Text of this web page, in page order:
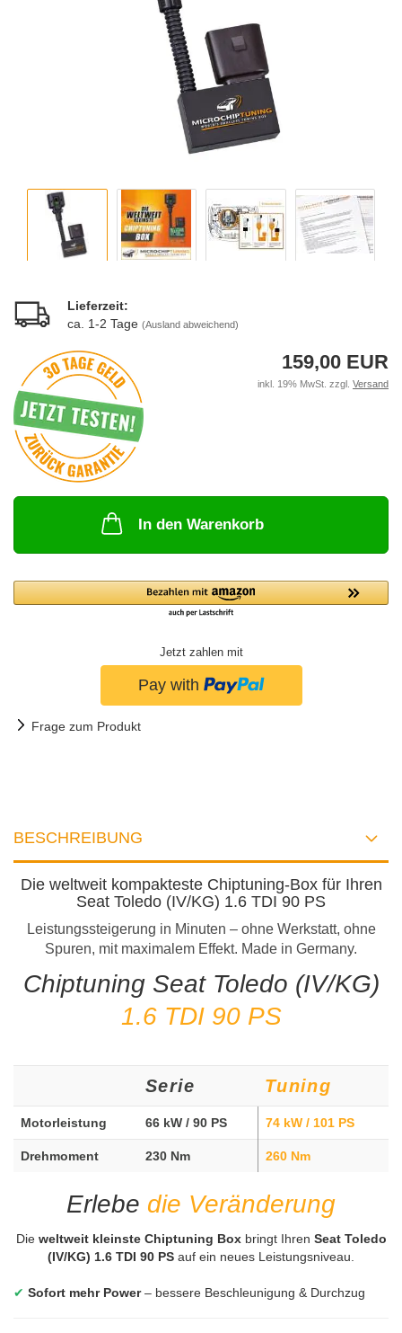
Lieferzeit:
ca. 1-2 Tage (Ausland abweichend)
159,00 EUR
inkl. 19% MwSt. zzgl. Versand
In den Warenkorb
Jetzt zahlen mit
Frage zum Produkt
BESCHREIBUNG
Die weltweit kompakteste Chiptuning-Box für Ihren
Seat Toledo (IV/KG) 1.6 TDI 90 PS
Leistungssteigerung in Minuten – ohne Werkstatt, ohne
Spuren, mit maximalem Effekt. Made in Germany.
Chiptuning Seat Toledo (IV/KG)
1.6 TDI 90 PS
Serie Tuning
Motorleistung 66 kW / 90 PS 74 kW / 101 PS
Drehmoment 230 Nm 260 Nm
Erlebe die Veränderung
Die weltweit kleinste Chiptuning Boxbringt Ihren Seat Toledo
(IV/KG) 1.6 TDI 90 PS auf ein neues Leistungsniveau.
✔ Sofort mehr Power– bessere Beschleunigung & Durchzug